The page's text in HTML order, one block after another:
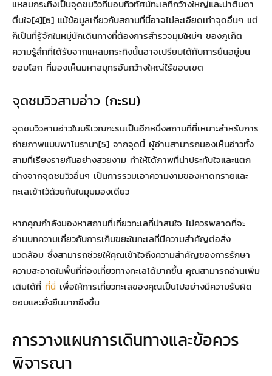
แหลมกระทิงเป็นจุดชมวิวที่มอบทิวทัศน์ทะเลที่กว้างใหญ่และน่าตื่นตา
ตื่นใจ[4][6] แม้ข้อมูลเกี่ยวกับสถานที่นี้อาจไม่ละเอียดเท่าจุดอื่นๆ แต่
ก็เป็นที่รู้จักในหมู่นักเดินทางที่ต้องการสำรวจมุมใหม่ๆ ของภูเก็ต
ความรู้สึกที่ได้รับจากแหลมกระทิงนั้นอาจเปรียบได้กับการยืนอยู่บน
ขอบโลก ที่มองเห็นมหาสมุทรอันกว้างใหญ่ไร้ขอบเขต
จุดชมวิวสามอ่าว (กะรน)
จุดชมวิวสามอ่าวในบริเวณกะรนเป็นอีกหนึ่งสถานที่ที่เหมาะสำหรับการ
ถ่ายภาพแบบพาโนรามา[5] จากจุดนี้ ผู้อ่านสามารถมองเห็นอ่าวทั้ง
สามที่เรียงรายกันอย่างสวยงาม ทำให้ได้ภาพที่น่าประทับใจและแตก
ต่างจากจุดชมวิวอื่นๆ เป็นการรวมเอาความงามของหาดทรายและ
ทะเลเข้าไว้ด้วยกันในมุมมองเดียว
หากคุณกำลังมองหาสถานที่เที่ยวทะเลที่น่าสนใจ ไม่ควรพลาดที่จะ
อ่านบทความเกี่ยวกับการเก็บขยะในทะเลที่มีความสำคัญต่อสิ่ง
แวดล้อม ซึ่งสามารถช่วยให้คุณเข้าใจถึงความสำคัญของการรักษา
ความสะอาดในพื้นที่ท่องเที่ยวทางทะเลได้มากขึ้น คุณสามารถอ่านเพิ่ม
เติมได้ที่ ที่นี่ เพื่อให้การเที่ยวทะเลของคุณเป็นไปอย่างมีความรับผิด
ชอบและยั่งยืนมากยิ่งขึ้น
การวางแผนการเดินทางและข้อควร
พิจารณา